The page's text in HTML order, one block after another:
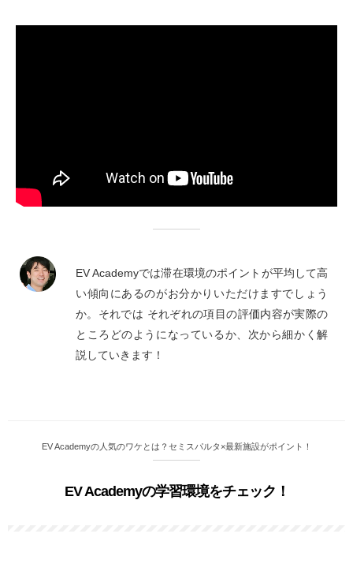
EV Academyでは滞在環境のポイントが平均して高
い傾向にあるのがお分かりいただけますでしょう
か。それでは それぞれの項目の評価内容が実際の
ところどのようになっているか、次から細かく解
説していきます！
EV Academyの人気のワケとは？セミスパルタ×最新施設がポイント！
EV Academyの学習環境をチェック！